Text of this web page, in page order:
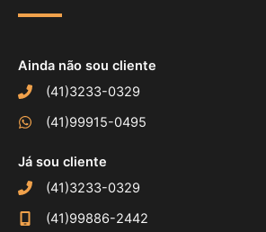
Ainda não sou cliente
(41)3233-0329
(41)99915-0495
Já sou cliente
(41)3233-0329
(41)99886-2442